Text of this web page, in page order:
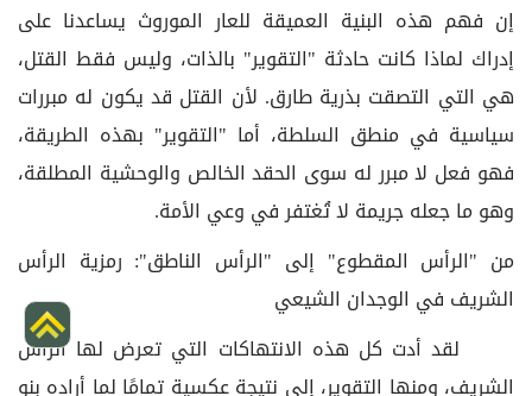
إن فهم هذه البنية العميقة للعار الموروث يساعدنا على
إدراك لماذا كانت حادثة "التقوير" بالذات، وليس فقط القتل،
هي التي التصقت بذرية طارق. لأن القتل قد يكون له مبررات
سياسية في منطق السلطة، أما "التقوير" بهذه الطريقة،
فهو فعل لا مبرر له سوى الحقد الخالص والوحشية المطلقة،
وهو ما جعله جريمة لا تُغتفر في وعي الأمة.
من "الرأس المقطوع" إلى "الرأس الناطق": رمزية الرأس
الشريف في الوجدان الشيعي
لقد أدت كل هذه الانتهاكات التي تعرض لها الرأس
الشريف، ومنها التقوير، إلى نتيجة عكسية تمامًا لما أراده بنو